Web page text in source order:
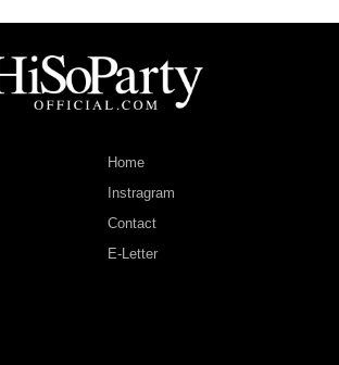
Home
Instragram
Contact
E-Letter